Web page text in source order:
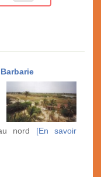
nord [En savoir